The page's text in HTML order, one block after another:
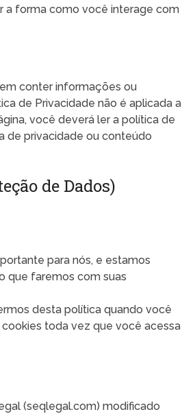
a forma como você interage com
conter informações ou
de Privacidade não é aplicada a
você deverá ler a política de
de privacidade ou conteúdo
de Dados)
para nós, e estamos
que faremos com suas
desta política quando você
toda vez que você acessa
(seqlegal.com) modificado